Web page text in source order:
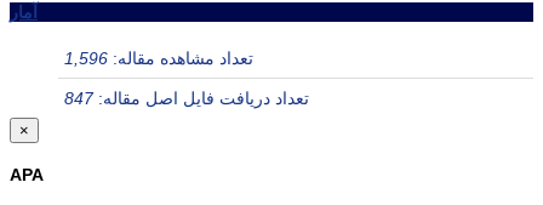
آمار
تعداد مشاهده مقاله: 1,596
تعداد دریافت فایل اصل مقاله:847
×
APA